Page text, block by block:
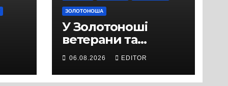
ЗОЛОТОНОША
У Золотоноші
ветерани та
місцеві жителі
вийшли на
протест до стін
06.08.2026 EDITOR